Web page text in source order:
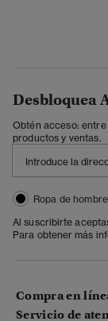
Desbloquea
Obtén acceso:
productos y ventas.
Ropa de hombre
Al suscribirte
Para obtener más
Compra en
Servicio de